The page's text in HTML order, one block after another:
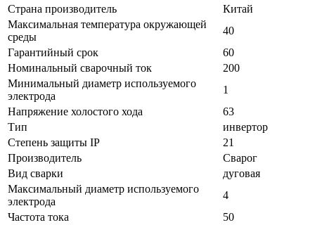
Страна производитель
Китай
Максимальная температура окружающей
среды
40
Гарантийный срок
60
Номинальный сварочный ток
200
Минимальный диаметр используемого
электрода
1
Напряжение холостого хода
63
Тип
инвертор
Степень защиты IP
21
Производитель
Сварог
Вид сварки
дуговая
Максимальный диаметр используемого
электрода
4
Частота тока
50